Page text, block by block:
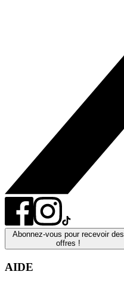
Abonnez-vous pour recevoir des
offres !
AIDE